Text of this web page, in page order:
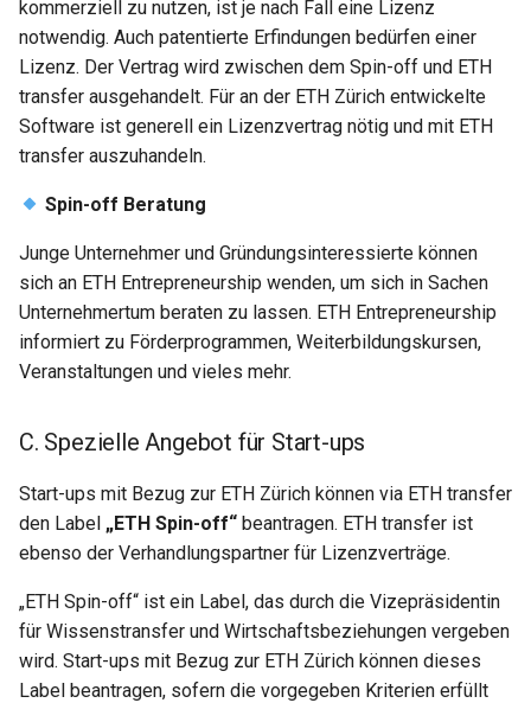
kommerziell zu nutzen, ist je nach Fall eine Lizenz
notwendig. Auch patentierte Erfindungen bedürfen einer
Lizenz. Der Vertrag wird zwischen dem Spin-off und ETH
transfer ausgehandelt. Für an der ETH Zürich entwickelte
Software ist generell ein Lizenzvertrag nötig und mit ETH
transfer auszuhandeln.
Spin-off Beratung
Junge Unternehmer und Gründungsinteressierte können
sich an ETH Entrepreneurship wenden, um sich in Sachen
Unternehmertum beraten zu lassen. ETH Entrepreneurship
informiert zu Förderprogrammen, Weiterbildungskursen,
Veranstaltungen und vieles mehr.
C. Spezielle Angebot für Start-ups
Start-ups mit Bezug zur ETH Zürich können via ETH transfer
den Label „ETH Spin-off“ beantragen. ETH transfer ist
ebenso der Verhandlungspartner für Lizenzverträge.
„ETH Spin-off“ ist ein Label, das durch die Vizepräsidentin
für Wissenstransfer und Wirtschaftsbeziehungen vergeben
wird. Start-ups mit Bezug zur ETH Zürich können dieses
Label beantragen, sofern die vorgegeben Kriterien erfüllt